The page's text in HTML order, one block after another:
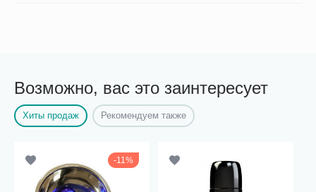
Возможно, вас это заинтересует
Хиты продаж Рекомендуем также
11%